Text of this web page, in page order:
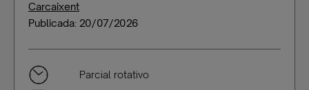
Carcaixent
Publicada: 20/07/2026
Parcial rotativo